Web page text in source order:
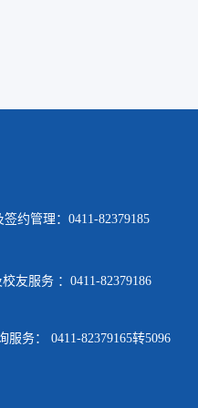
约管理：0411-82379185
友服务 ：0411-82379186
服务： 0411-82379165转5096